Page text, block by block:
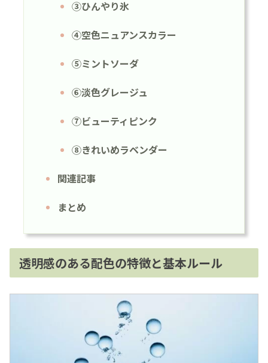
③ひんやり氷
④空色ニュアンスカラー
⑤ミントソーダ
⑥淡色グレージュ
⑦ビューティピンク
⑧きれいめラベンダー
関連記事
まとめ
透明感のある配色の特徴と基本ルール